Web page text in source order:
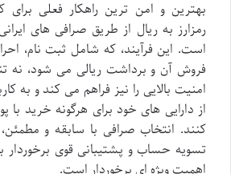
بهترین و امن ترین راهکار فعلی برای
رمزارز به ریال از طریق صرافی های
است. این فرآیند، که شامل ثبت نام،
فروش آن و برداشت ریالی می شود، نه
امنیت بالایی را نیز فراهم می کند و به
از دارایی های خود برای هرگونه خرید با
کنند. انتخاب صرافی با سابقه و
تسویه حساب و پشتیبانی قوی برخوردار